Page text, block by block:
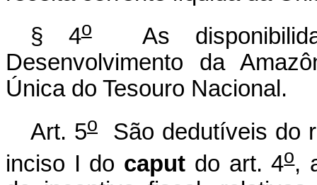
§ 4oAs
Desenvolvimento da
Única do Tesouro Nacional.
Art. 5o
São dedutíveis do
inciso I do caput do art. 4o,